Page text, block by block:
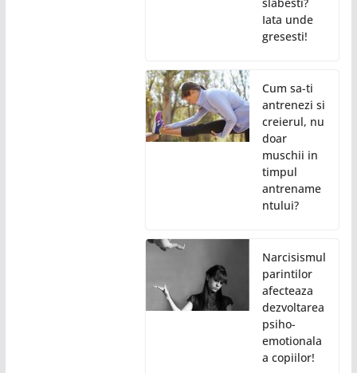
Iata unde
gresesti!
Cum sa-ti
antrenezi si
creierul, nu
doar
muschii in
timpul
antrename
ntului?
Narcisismul
parintilor
afecteaza
dezvoltarea
psiho-
emotionala
a copiilor!